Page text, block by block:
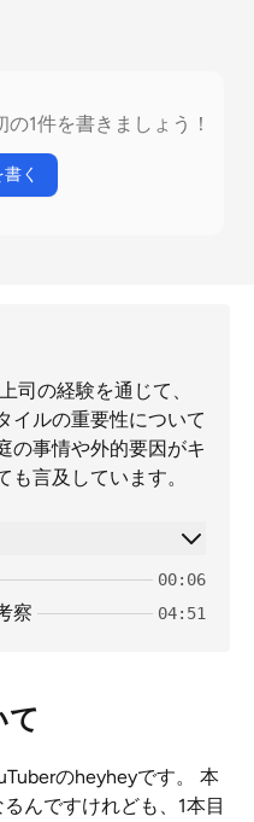
1件を書きましょう！
く
司の経験を通じて、
イルの重要性について
の事情や外的要因がキ
言及しています。
00:06
察 04:51
て
のheyheyです。 本
んですけれども、1本目